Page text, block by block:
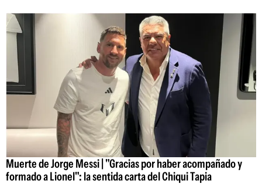
Muerte de Jorge Messi | "Gracias por haber acompañado y
formado a Lionel": la sentida carta del Chiqui Tapia